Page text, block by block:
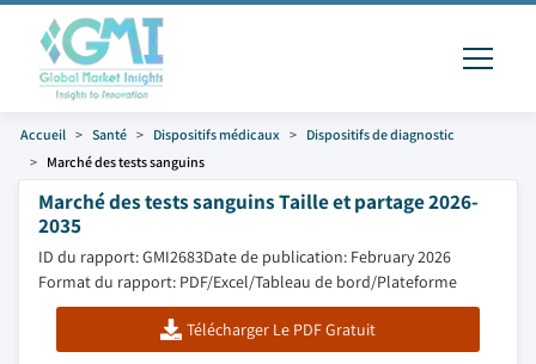
Accueil Santé Dispositifs médicaux
Dispositifs de diagnostic
Marché des tests sanguins
Marché des tests sanguins Taille et partage 2026-
2035
ID du rapport: GMI2683Date de publication: February 2026
Format du rapport: PDF/Excel/Tableau de bord/Plateforme
Télécharger Le PDF Gratuit